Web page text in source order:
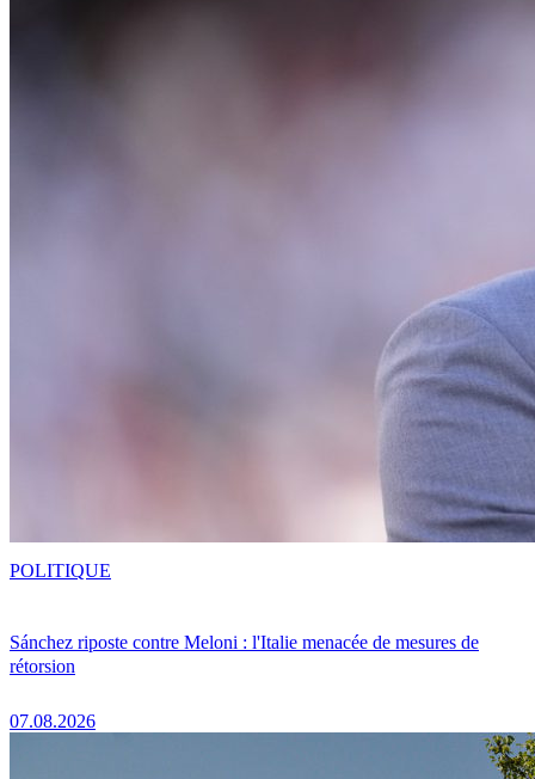
Sánchez riposte contre Meloni : l'Italie menacée de mesures de
rétorsion
07.08.2026
POLITIQUE